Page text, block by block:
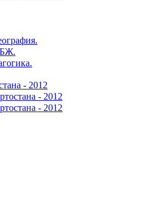
- 2012
- 2012
- 2012